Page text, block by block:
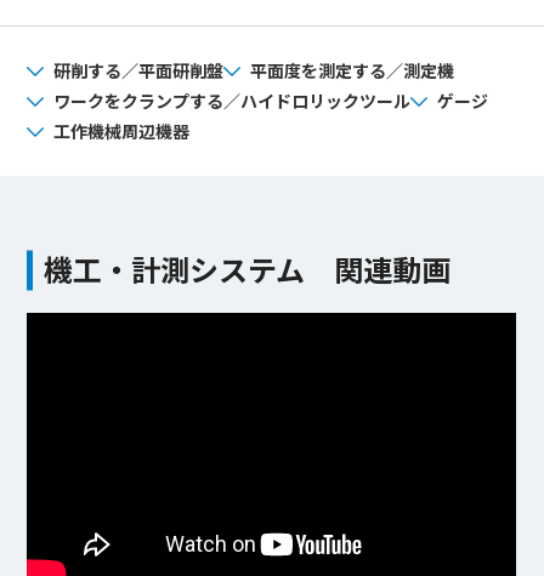
研削する／平面研削盤
平面度を測定する／測定機
ワークをクランプする／ハイドロリックツール
ゲージ
工作機械周辺機器
機工・計測システム 関連動画